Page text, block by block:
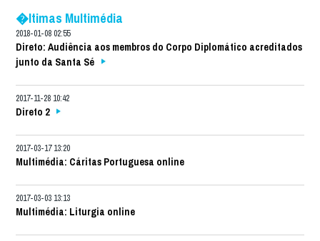
�ltimas Multimédia
2018-01-08 02:55
Direto: Audiência aos membros do Corpo Diplomático acreditados
junto da Santa Sé
2017-11-28 10:42
Direto 2
2017-03-17 13:20
Multimédia: Cáritas Portuguesa online
2017-03-03 13:13
Multimédia: Liturgia online